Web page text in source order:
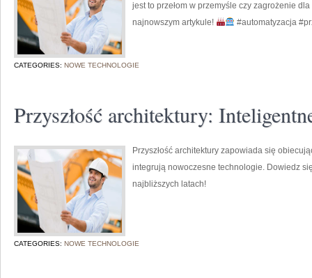
jest to przełom w przemyśle czy zagrożenie
najnowszym artykule!
#automatyzacja
CATEGORIES: NOWE TECHNOLOGIE
Przyszłość architektury:
Przyszłość architektury zapowiada się
integrują nowoczesne technologie. Dowiedz
najbliższych latach!
CATEGORIES: NOWE TECHNOLOGIE